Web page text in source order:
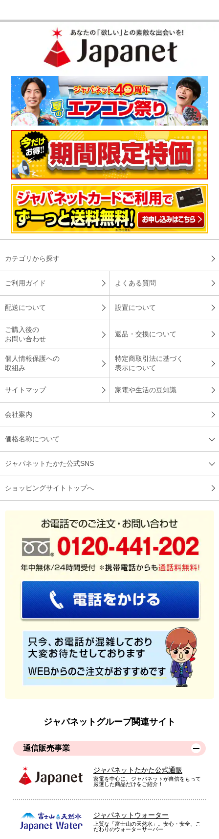
使い方もわかりやすくデザインも、シンプルなので気に入って
子供がおかわりするほど美味しいお米が
炊けました
４歳の子供が美味しいねと言っておかわりをしたのが驚きでし
た！最新型の圧力炊飯器恐るべし。
（ 山形県 50代 T.S様）
好みの炊き方が選べるので嬉しい
コースごとに好みの炊き方が選べるので、美味しいご飯を安定
して食べられるのは嬉しいです。また、奥さんもご飯の出来栄
想像していたより、使ってみるとふっくらした炊きあがりで質
的にも満足です。
（東京都
何杯もおかわりできる美味しさ
ふっくら御膳で炊いたご飯は大変美味しかったです。何杯でも
おかわりができます。
（広島県60代S.T様）
蓋がもう少し楽にしまると良い
ふっくらな炊き上がりです！葢をするのに少し力が要るかな？
と思いました。
（ 京都府50代I.R様
炊飯器を移動させることがあるのでその際に炊飯器が重く感じ
ました。お米の炊き上がりはふわっと、甘みがでて、美味しか
ったです。
大阪府60代N.A様
炊飯器でお米の美味しさが変わることに
驚いた
で変わるとは思いませんでした。
（香川県70代N.M様
想像以上の美味しさ
想像以上にごはんがが美味しく炊けるので買い換えして正解で
した！
カテゴリから探す
ご利用ガイド よくある質問
配送について 設置について
ご購入後の
お問い合わせ
返品・交換について
個人情報保護への
取組み
特定商取引法に基づく
表示について
サイトマップ 家電や生活の豆知識
会社案内
価格名称について
ジャパネットたかた公式SNS
ショッピングサイトトップへ
ジャパネットグループ関連サイト
通信販売事業
ジャパネットたかた公式通販
家電を中心に、ジャパネットが自信をもって
厳選した商品だけをご紹介！
ジャパネットウォーター
上質な「富士山の天然水」。安心・安全、こ
だわりのウォーターサーバー